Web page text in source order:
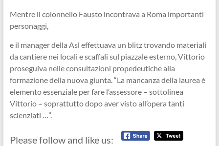
Mentre il colonnello Fausto incontrava a Roma importanti
personaggi,
e il manager della Asl effettuava un blitz trovando materiali
da cantiere nei locali e scaffali sul piazzale esterno, Vittorio
proseguiva nelle consultazioni propedeutiche alla
formazione della nuova giunta. “La mancanza della laurea è
elemento essenziale per fare l’assessore – sottolinea
Vittorio – soprattutto dopo aver visto all’opera tanti
scienziati …”.
Please follow and like us: